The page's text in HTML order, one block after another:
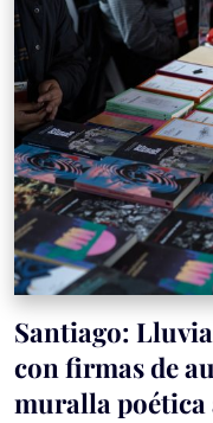
Santiago:
con firmas de
muralla